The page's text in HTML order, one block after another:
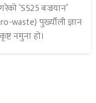
‘SS25 बज्रयान’
पुर्ख्यौली ज्ञान
नमुना हो।